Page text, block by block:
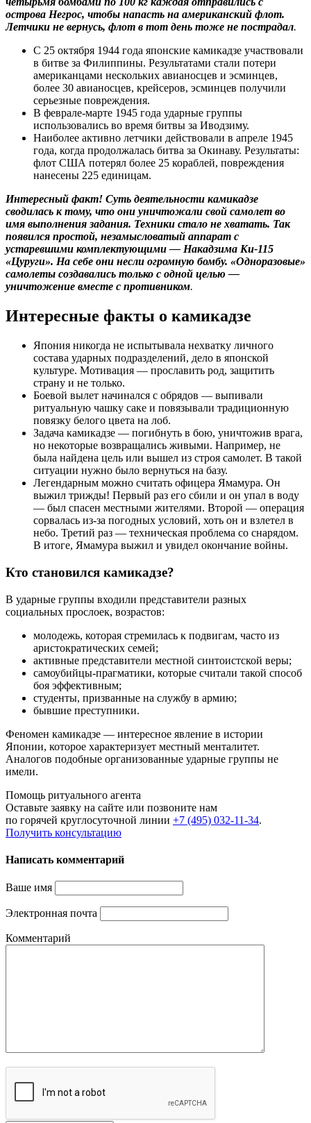
острова Негрос, чтобы напасть на американский флот.
Летчики не вернусь, флот в тот день тоже не пострадал.
С 25 октября 1944 года японские камикадзе участвовали
в битве за Филиппины. Результатами стали потери
американцами нескольких авианосцев и эсминцев,
более 30 авианосцев, крейсеров, эсминцев получили
серьезные повреждения.
В феврале-марте 1945 года ударные группы
использовались во время битвы за Иводзиму.
Наиболее активно летчики действовали в апреле 1945
года, когда продолжалась битва за Окинаву. Результаты:
флот США потерял более 25 кораблей, повреждения
нанесены 225 единицам.
Интересный факт! Суть деятельности камикадзе
сводилась к тому, что они уничтожали свой самолет во
имя выполнения задания. Техники стало не хватать. Так
появился простой, незамысловатый аппарат с
устаревшими комплектующими — Накадзима Ки-115
«Цуруги». На себе они несли огромную бомбу. «Одноразовые»
самолеты создавались только с одной целью —
уничтожение вместе с противником.
Интересные факты о камикадзе
Япония никогда не испытывала нехватку личного
состава ударных подразделений, дело в японской
культуре. Мотивация — прославить род, защитить
страну и не только.
Боевой вылет начинался с обрядов — выпивали
ритуальную чашку саке и повязывали традиционную
повязку белого цвета на лоб.
Задача камикадзе — погибнуть в бою, уничтожив врага,
но некоторые возвращались живыми. Например, не
была найдена цель или вышел из строя самолет. В такой
ситуации нужно было вернуться на базу.
Легендарным можно считать офицера Ямамура. Он
выжил трижды! Первый раз его сбили и он упал в воду
— был спасен местными жителями. Второй — операция
сорвалась из-за погодных условий, хоть он и взлетел в
небо. Третий раз — техническая проблема со снарядом.
В итоге, Ямамура выжил и увидел окончание войны.
Кто становился камикадзе?
В ударные группы входили представители разных
социальных прослоек, возрастов:
молодежь, которая стремилась к подвигам, часто из
аристократических семей;
активные представители местной синтоистской веры;
самоубийцы-прагматики, которые считали такой способ
боя эффективным;
студенты, призванные на службу в армию;
бывшие преступники.
Феномен камикадзе — интересное явление в истории
Японии, которое характеризует местный менталитет.
Аналогов подобные организованные ударные группы не
имели.
Помощь ритуального агента
Оставьте заявку на сайте или позвоните нам
по горячей круглосуточной линии +7 (495) 032-11-34.
Получить консультацию
Написать комментарий
Ваше имя
Электронная почта
Комментарий